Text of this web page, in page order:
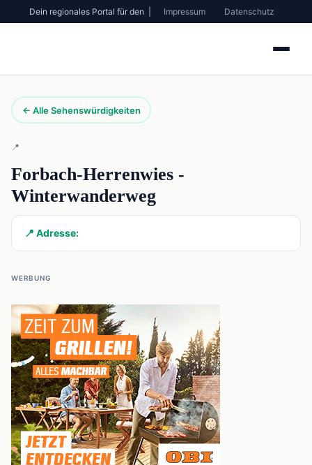
Dein regionales Portal für den | Impressum Datenschutz
← Alle Sehenswürdigkeiten
📍
Forbach-Herrenwies -
Winterwanderweg
📍 Adresse:
WERBUNG